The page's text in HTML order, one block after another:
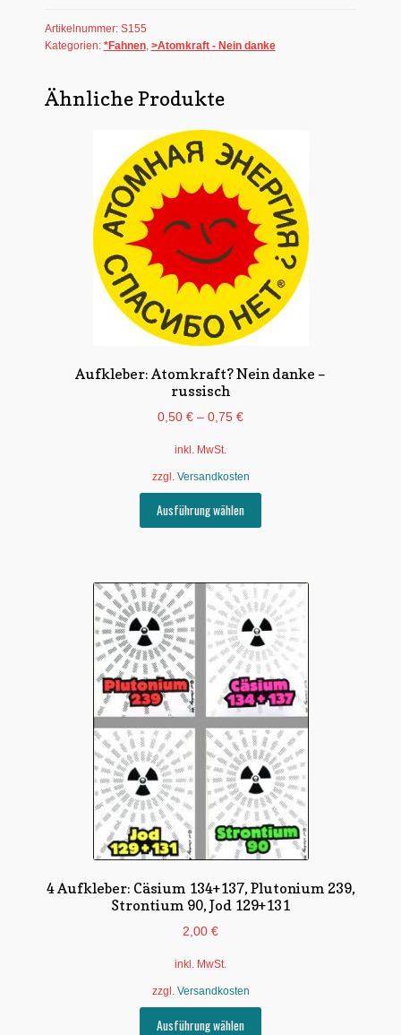
Artikelnummer: S155
Kategorien: *Fahnen, >Atomkraft - Nein danke
Ähnliche Produkte
Aufkleber: Atomkraft? Nein danke –
russisch
0,50 € – 0,75 €
inkl. MwSt.
zzgl. Versandkosten
Ausführung wählen
Varianten
auf.
Die
Optionen
können
auf
der
Produktseite
gewählt
werden
4 Aufkleber: Cäsium 134+137, Plutonium 239,
Strontium 90, Jod 129+131
2,00 €
inkl. MwSt.
zzgl. Versandkosten
Ausführung wählen